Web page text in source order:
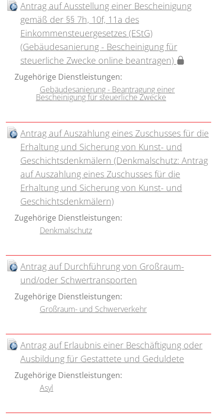
Antrag auf Ausstellung einer Bescheinigung
gemäß der §§ 7h, 10f, 11a des
Einkommensteuergesetzes (EStG)
(Gebäudesanierung - Bescheinigung für
steuerliche Zwecke online beantragen)
Zugehörige Dienstleistungen:
Gebäudesanierung - Beantragung einer
Bescheinigung für steuerliche Zwecke
Antrag auf Auszahlung eines Zuschusses für die
Erhaltung und Sicherung von Kunst- und
Geschichtsdenkmälern (Denkmalschutz: Antrag
auf Auszahlung eines Zuschusses für die
Erhaltung und Sicherung von Kunst- und
Geschichtsdenkmälern)
Zugehörige Dienstleistungen:
Denkmalschutz
Antrag auf Durchführung von Großraum-
und/oder Schwertransporten
Zugehörige Dienstleistungen:
Großraum- und Schwerverkehr
Antrag auf Erlaubnis einer Beschäftigung oder
Ausbildung für Gestattete und Geduldete
Zugehörige Dienstleistungen:
Asyl